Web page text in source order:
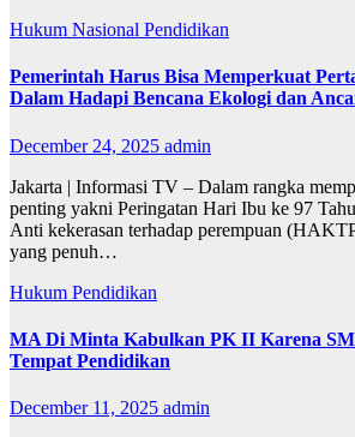
Hukum Nasional Pendidikan
Pemerintah Harus Bisa Memperkuat
Dalam Hadapi Bencana Ekologi dan
December 24, 2025 admin
Jakarta | Informasi TV – Dalam rangka
penting yakni Peringatan Hari Ibu ke 97
Anti kekerasan terhadap perempuan
yang penuh…
Hukum Pendidikan
MA Di Minta Kabulkan PK II Karena
Tempat Pendidikan
December 11, 2025 admin